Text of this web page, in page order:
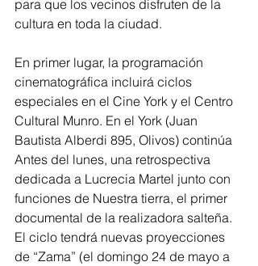
para que los vecinos disfruten de la
cultura en toda la ciudad.
En primer lugar, la programación
cinematográfica incluirá ciclos
especiales en el Cine York y el Centro
Cultural Munro. En el York (Juan
Bautista Alberdi 895, Olivos) continúa
Antes del lunes, una retrospectiva
dedicada a Lucrecia Martel junto con
funciones de Nuestra tierra, el primer
documental de la realizadora salteña.
El ciclo tendrá nuevas proyecciones
de “Zama” (el domingo 24 de mayo a